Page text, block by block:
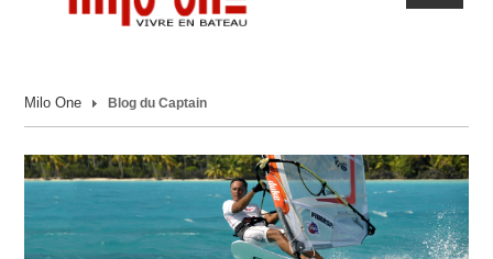
Carnets de Voyage
Actualités
Plus
Milo One Blog du Captain